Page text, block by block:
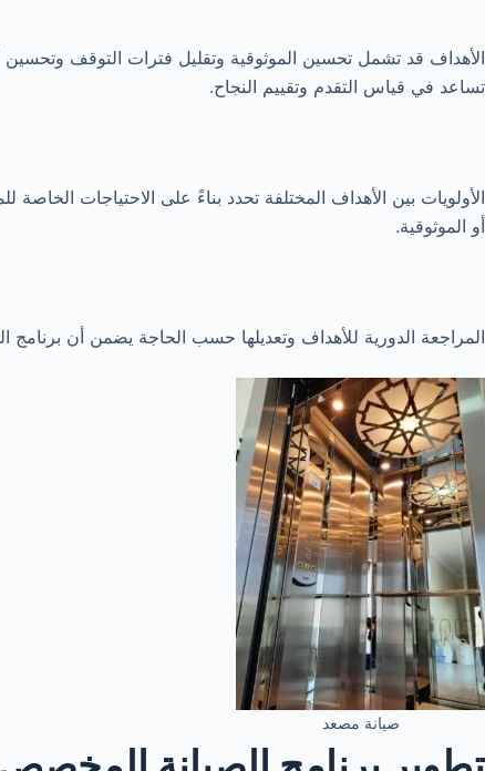
الأهداف قد تشمل تحسين الموثوقية وتقليل فترات التوقف
تساعد في قياس التقدم وتقييم النجاح.
الأولويات بين الأهداف المختلفة تحدد بناءً على الاحتياجات
أو الموثوقية.
المراجعة الدورية للأهداف وتعديلها حسب الحاجة يضمن أن برنامج
صيانة مصعد